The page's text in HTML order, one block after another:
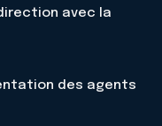
avec la
des agents